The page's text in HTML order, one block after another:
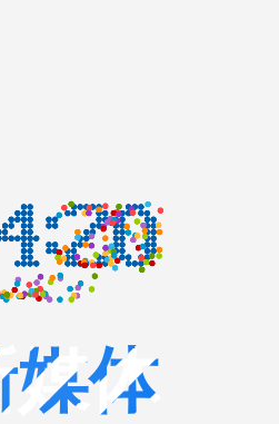
体